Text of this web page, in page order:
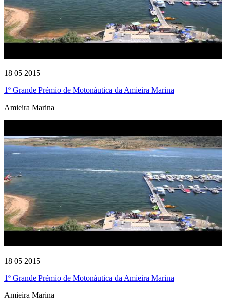
18 05 2015
1º Grande Prémio de Motonáutica da Amieira Marina
Amieira Marina
18 05 2015
1º Grande Prémio de Motonáutica da Amieira Marina
Amieira Marina